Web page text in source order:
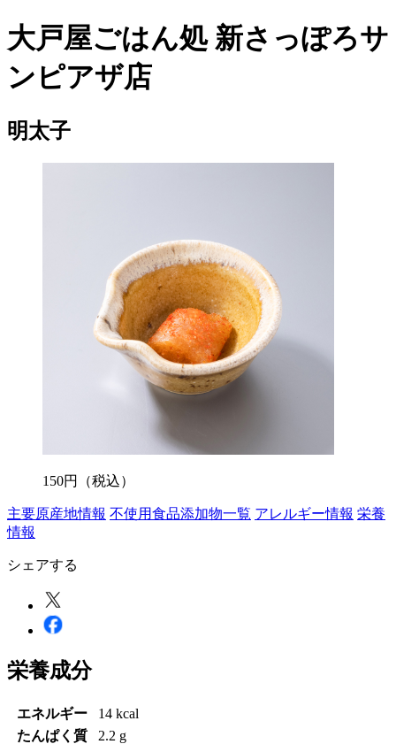
大戸屋ごはん処 新さっぽろサ
ンピアザ店
明太子
150円 （税込）
主要原産地情報 不使用食品添加物一覧 アレルギー情報 栄養
情報
シェアする
栄養成分
エネルギー
14 kcal
たんぱく質
2.2 g